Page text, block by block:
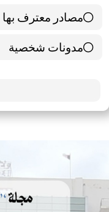
مصادر معترف بها
39 ( 65 % )
مدونات شخصية
21 ( 35 % )